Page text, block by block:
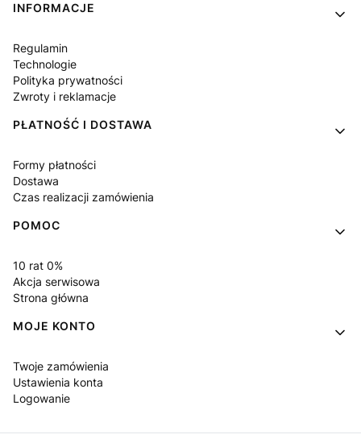
INFORMACJE
Regulamin
Technologie
Polityka prywatności
Zwroty i reklamacje
PŁATNOŚĆ I DOSTAWA
Formy płatności
Dostawa
Czas realizacji zamówienia
POMOC
10 rat 0%
Akcja serwisowa
Strona główna
MOJE KONTO
Twoje zamówienia
Ustawienia konta
Logowanie